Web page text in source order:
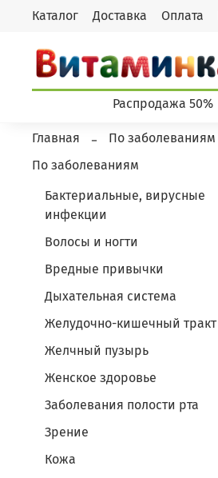
Каталог Доставка Оплата
Распродажа 50%
Главная По заболеваниям
По заболеваниям
Бактериальные, вирусные
инфекции
Волосы и ногти
Вредные привычки
Дыхательная система
Желудочно-кишечный тракт
Желчный пузырь
Женское здоровье
Заболевания полости рта
Зрение
Кожа